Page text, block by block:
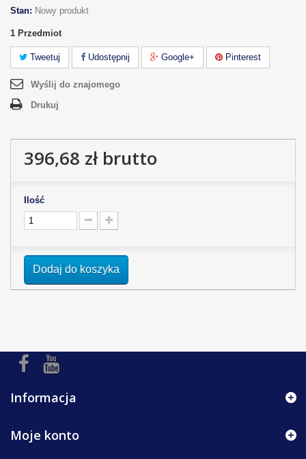
Stan: Nowy produkt
1 Przedmiot
Tweetuj Udostępnij Google+ Pinterest
Wyślij do znajomego
Drukuj
396,68 złbrutto
Ilość
Dodaj do koszyka
Informacja
Moje konto